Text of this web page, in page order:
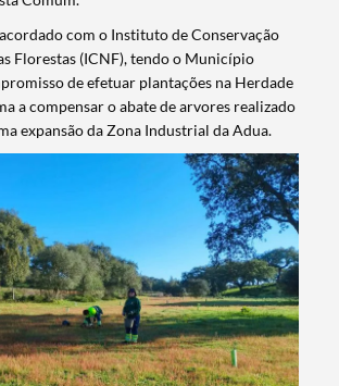
com o Instituto de Conservação
Florestas (ICNF), tendo o Município
de efetuar plantações na Herdade
a compensar o abate de arvores realizado
expansão da Zona Industrial da Adua.